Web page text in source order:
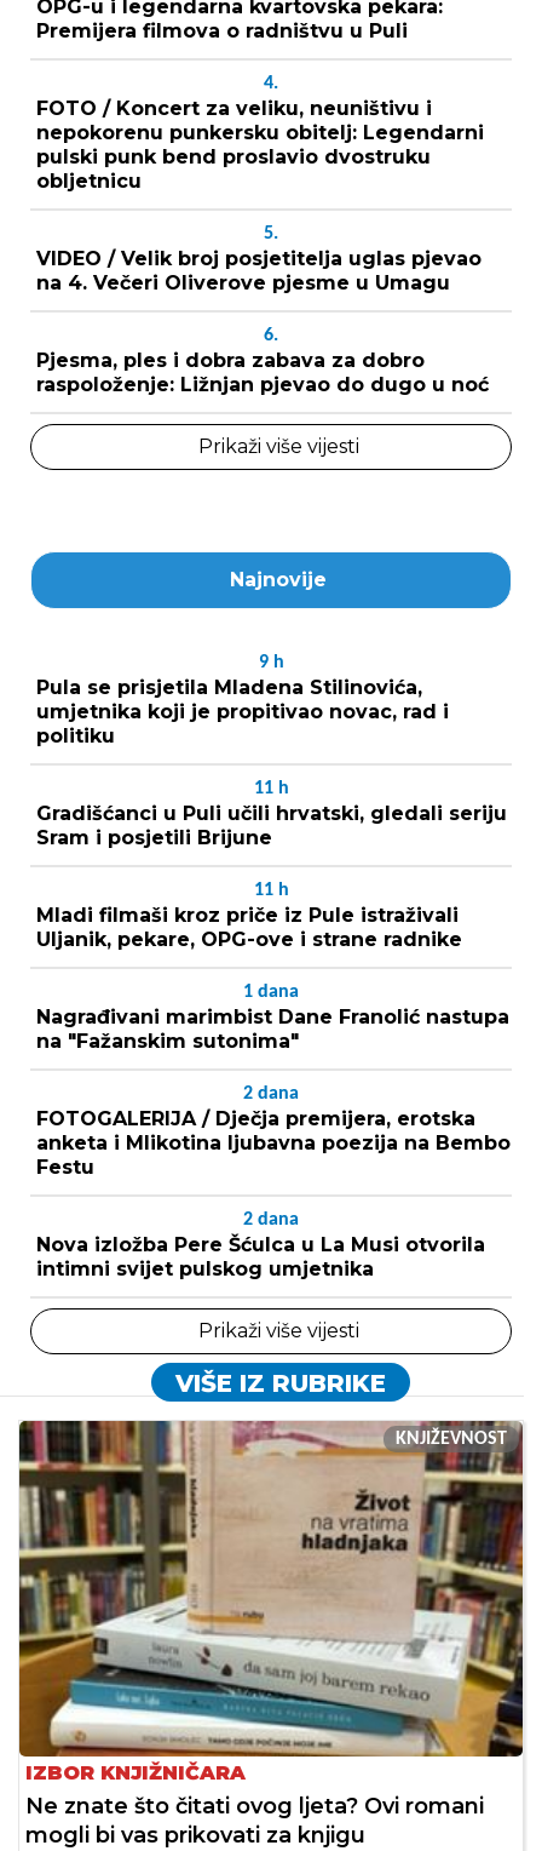
OPG-u i legendarna kvartovska pekara:
Premijera filmova o radništvu u Puli
4.
FOTO / Koncert za veliku, neuništivu i
nepokorenu punkersku obitelj: Legendarni
pulski punk bend proslavio dvostruku
obljetnicu
5.
VIDEO / Velik broj posjetitelja uglas pjevao
na 4. Večeri Oliverove pjesme u Umagu
6.
Pjesma, ples i dobra zabava za dobro
raspoloženje: Ližnjan pjevao do dugo u noć
Prikaži više vijesti
Najnovije
9 h
Pula se prisjetila Mladena Stilinovića,
umjetnika koji je propitivao novac, rad i
politiku
11 h
Gradišćanci u Puli učili hrvatski, gledali seriju
Sram i posjetili Brijune
11 h
Mladi filmaši kroz priče iz Pule istraživali
Uljanik, pekare, OPG-ove i strane radnike
1 dana
Nagrađivani marimbist Dane Franolić nastupa
na "Fažanskim sutonima"
2 dana
FOTOGALERIJA / Dječja premijera, erotska
anketa i Mlikotina ljubavna poezija na Bembo
Festu
2 dana
Nova izložba Pere Šćulca u La Musi otvorila
intimni svijet pulskog umjetnika
Prikaži više vijesti
VIŠE IZ RUBRIKE
KNJIŽEVNOST
IZBOR KNJIŽNIČARA
Ne znate što čitati ovog ljeta? Ovi romani
mogli bi vas prikovati za knjigu